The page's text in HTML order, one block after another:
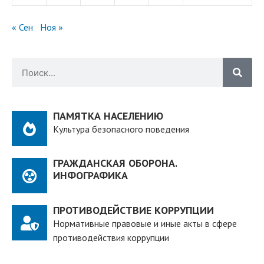
« Сен Ноя »
ПАМЯТКА НАСЕЛЕНИЮ
Культура безопасного поведения
ГРАЖДАНСКАЯ ОБОРОНА.
ИНФОГРАФИКА
ПРОТИВОДЕЙСТВИЕ КОРРУПЦИИ
Нормативные правовые и иные акты в сфере
противодействия коррупции